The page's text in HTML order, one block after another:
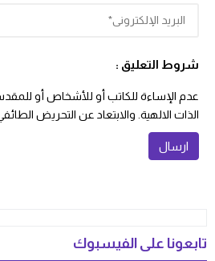
شروط التعليق :
عدم الإساءة للكاتب أو للأشخاص أو
الذات الالهية. والابتعاد عن التحريض
تابعونا على الفيسبوك